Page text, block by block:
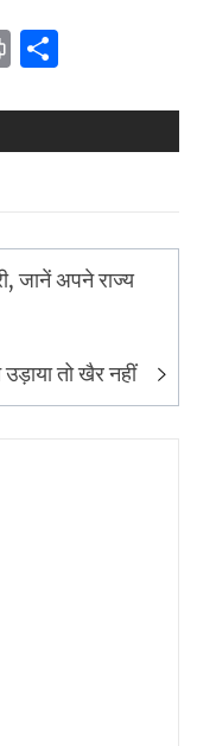
Print
जानें अपने राज्य
तो खैर नहीं